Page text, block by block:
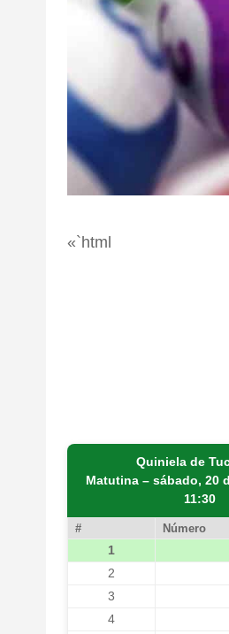
«`html
Quiniela de
Matutina – sábado, 20
11:30
# Número
1
2
3
4